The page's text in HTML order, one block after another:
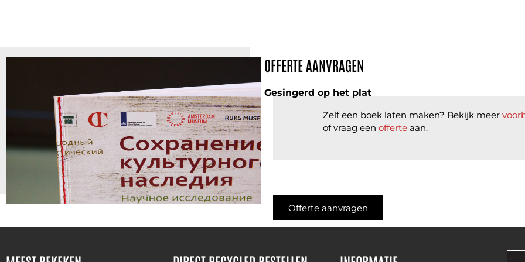
OFFERTE AANVRAGEN
Gesingerd op het plat
Zelf een boek laten maken? Bekijk meer
of vraag een offerte aan.
Offerte aanvragen